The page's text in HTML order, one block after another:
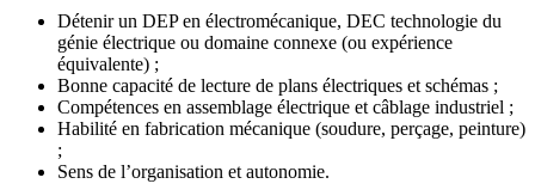
Détenir un DEP en électromécanique, DEC technologie du
génie électrique ou domaine connexe (ou expérience
équivalente) ;
Bonne capacité de lecture de plans électriques et schémas ;
Compétences en assemblage électrique et câblage industriel ;
Habilité en fabrication mécanique (soudure, perçage, peinture)
;
Sens de l’organisation et autonomie.